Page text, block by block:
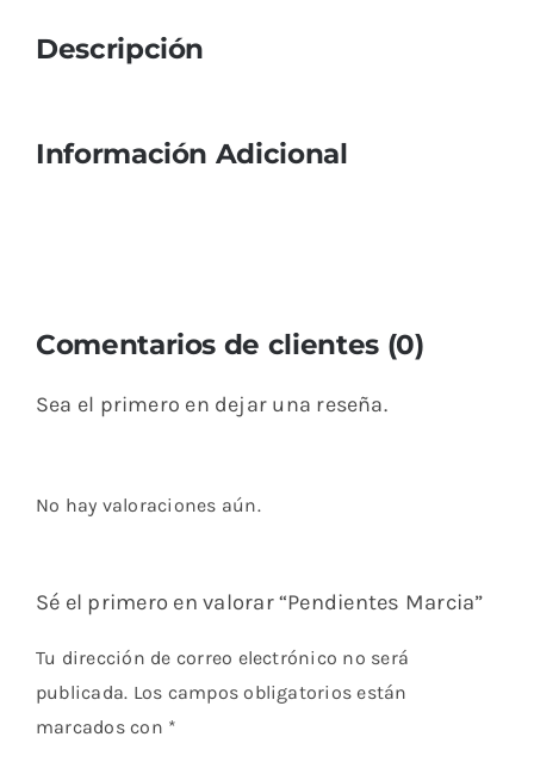
Descripción
Información Adicional
Comentarios de clientes (0)
Sea el primero en dejar una reseña.
No hay valoraciones aún.
Sé el primero en valorar “Pendientes Marcia”
Tu dirección de correo electrónico no será
publicada. Los campos obligatorios están
marcados con *